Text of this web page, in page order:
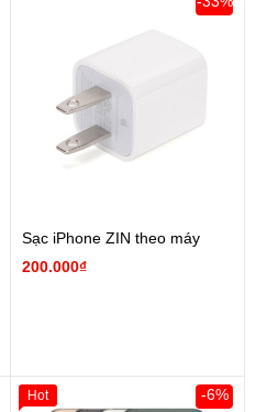
Sạc iPhone ZIN theo máy
200.000₫
-6%
Hot